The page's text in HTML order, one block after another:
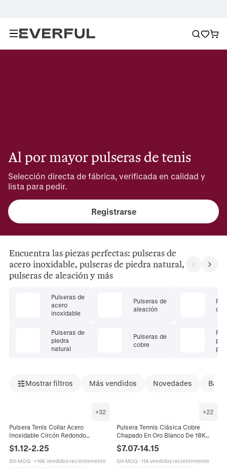
Al por mayor pulseras de tenis
Selección directa de fábrica, verificada en calidad y
lista para pedir.
Registrarse
Encuentra las piezas perfectas: pulseras de
acero inoxidable, pulseras de piedra natural,
pulseras de aleación y más
Pulseras de
acero
inoxidable
Pulseras de
piedra
natural
Pulseras de
aleación
Pulseras de
cobre
Mostrar filtros Más vendidos Novedades
+32
Pulsera Tenis Collar Acero
Inoxidable Circón Redondo
Incrustado Joyería Ajustable
Regalo Unisex Minimalista
Elegante
$1.12-2.25
Sin MOQ · +16K vendidos recientemente
+22
Pulsera Tennis Clásica Cobre
Chapado En Oro Blanco De 18K
Circón AAA Joyería Hip Hop
Brillante Hombre Mujer
$7.07-14.15
Sin MOQ · 118 vendidos recientemente